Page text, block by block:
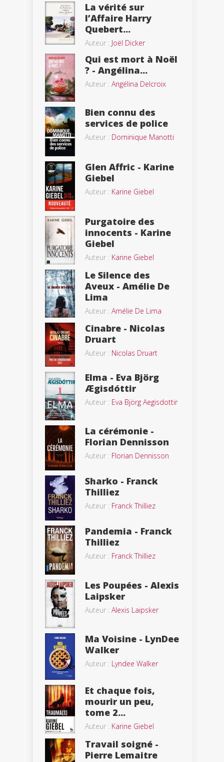
La vérité sur
l’Affaire Harry
Quebert...
Auteur : Joël Dicker
Qui est mort à Noël
? - Angélina...
Auteur : Angélina Delcroix
Bien connu des
services de police
Auteur : Dominique Manotti
Glen Affric - Karine
Giebel
Auteur : Karine Giebel
Purgatoire des
innocents - Karine
Giebel
Auteur : Karine Giebel
Le Silence des
Aveux - Amélie De
Lima
Auteur : Amélie De Lima
Cinabre - Nicolas
Druart
Auteur : Nicolas Druart
Elma - Eva Björg
Ægisdóttir
Auteur : Eva Björg Aegisdottir
La cérémonie -
Florian Dennisson
Auteur : Florian Dennisson
Sharko - Franck
Thilliez
Auteur : Franck Thilliez
Pandemia - Franck
Thilliez
Auteur : Franck Thilliez
Les Poupées - Alexis
Laipsker
Auteur : Alexis Laipsker
Ma Voisine - LynDee
Walker
Auteur : Lyndee Walker
Et chaque fois,
mourir un peu,
tome 2...
Auteur : Karine Giebel
Travail soigné -
Pierre Lemaitre